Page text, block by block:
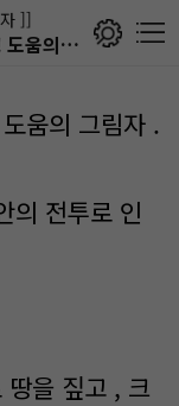
]]
Ep.80 내리쬐는 멸망의 빛 (光) ! 도움의 그림자 .
움의 그림자 .
의 전투로 인
땅을 짚고 , 크